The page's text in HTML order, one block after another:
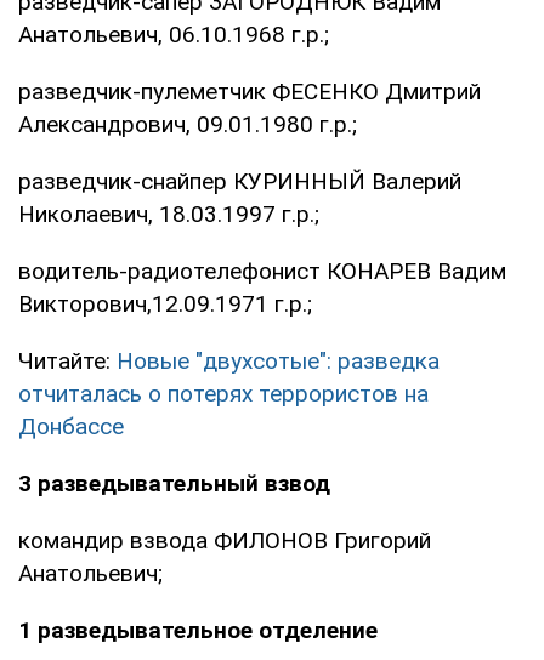
Анатольевич, 06.10.1968 г.р.;
разведчик-пулеметчик ФЕСЕНКО Дмитрий
Александрович, 09.01.1980 г.р.;
разведчик-снайпер КУРИННЫЙ Валерий
Николаевич, 18.03.1997 г.р.;
водитель-радиотелефонист КОНАРЕВ Вадим
Викторович,12.09.1971 г.р.;
Читайте: Новые "двухсотые": разведка
отчиталась о потерях террористов на
Донбассе
3 разведывательный взвод
командир взвода ФИЛОНОВ Григорий
Анатольевич;
1 разведывательное отделение